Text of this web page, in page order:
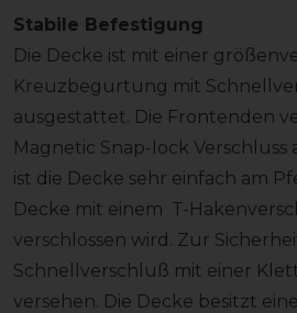
Stabile Befestigung
Die Decke ist mit einer
Kreuzbegurtung mit
ausgestattet. Die Frontenden
Magnetic Snap-lock Verschluss
ist die Decke sehr einfach am
Decke mit einem T-
verschlossen wird. Zur
Schnellverschluß mit einer
versehen. Die Decke besitzt